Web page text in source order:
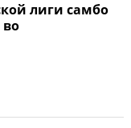
лиги самбо